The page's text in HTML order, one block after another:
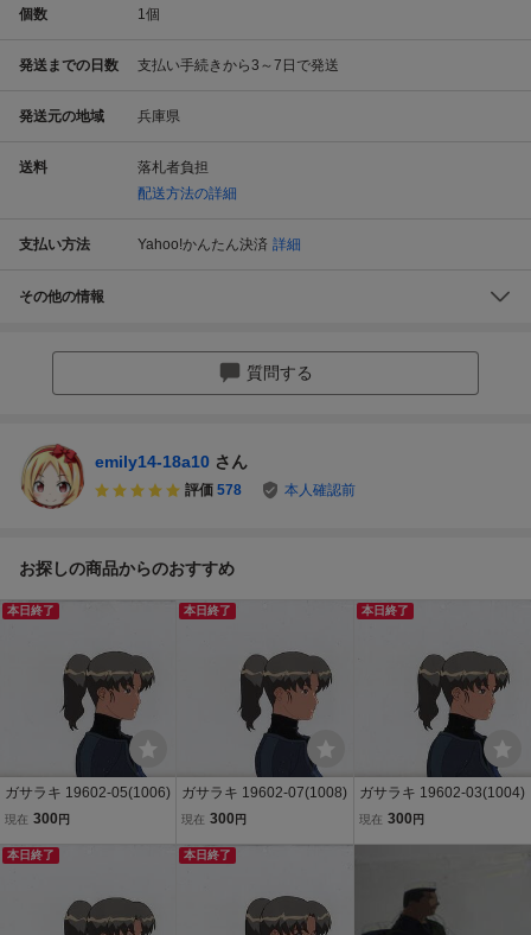
個数 1個
発送までの日数 支払い手続きから3～7日で発送
発送元の地域 兵庫県
送料
落札者負担
配送方法の詳細
支払い方法 Yahoo!かんたん決済 詳細
その他の情報
質問する
emily14-18a10 さん
評価 578 本人確認前
お探しの商品からのおすすめ
本日終了
ガサラキ 19602-05(1006)
現在 300 円
本日終了
ガサラキ 19602-07(1008)
現在 300 円
本日終了
ガサラキ 19602-03(1004)
現在 300 円
本日終了 本日終了